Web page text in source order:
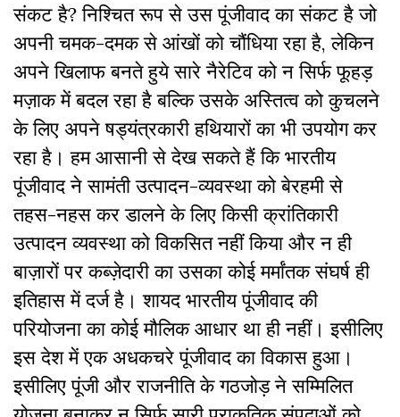
संकट है? निश्चित रूप से उस पूंजीवाद का संकट है जो
अपनी चमक-दमक से आंखों को चौंधिया रहा है, लेकिन
अपने खिलाफ बनते हुये सारे नैरेटिव को न सिर्फ फूहड़
मज़ाक में बदल रहा है बल्कि उसके अस्तित्व को कुचलने
के लिए अपने षड्यंत्रकारी हथियारों का भी उपयोग कर
रहा है। हम आसानी से देख सकते हैं कि भारतीय
पूंजीवाद ने सामंती उत्पादन-व्यवस्था को बेरहमी से
तहस-नहस कर डालने के लिए किसी क्रांतिकारी
उत्पादन व्यवस्था को विकसित नहीं किया और न ही
बाज़ारों पर कब्ज़ेदारी का उसका कोई मर्मांतक संघर्ष ही
इतिहास में दर्ज है। शायद भारतीय पूंजीवाद की
परियोजना का कोई मौलिक आधार था ही नहीं। इसीलिए
इस देश में एक अधकचरे पूंजीवाद का विकास हुआ।
इसीलिए पूंजी और राजनीति के गठजोड़ ने सम्मिलित